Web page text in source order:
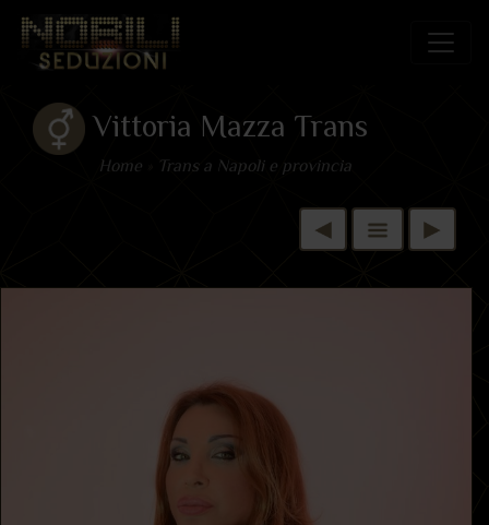
Vittoria Mazza Trans
Home Trans a Napoli e provincia